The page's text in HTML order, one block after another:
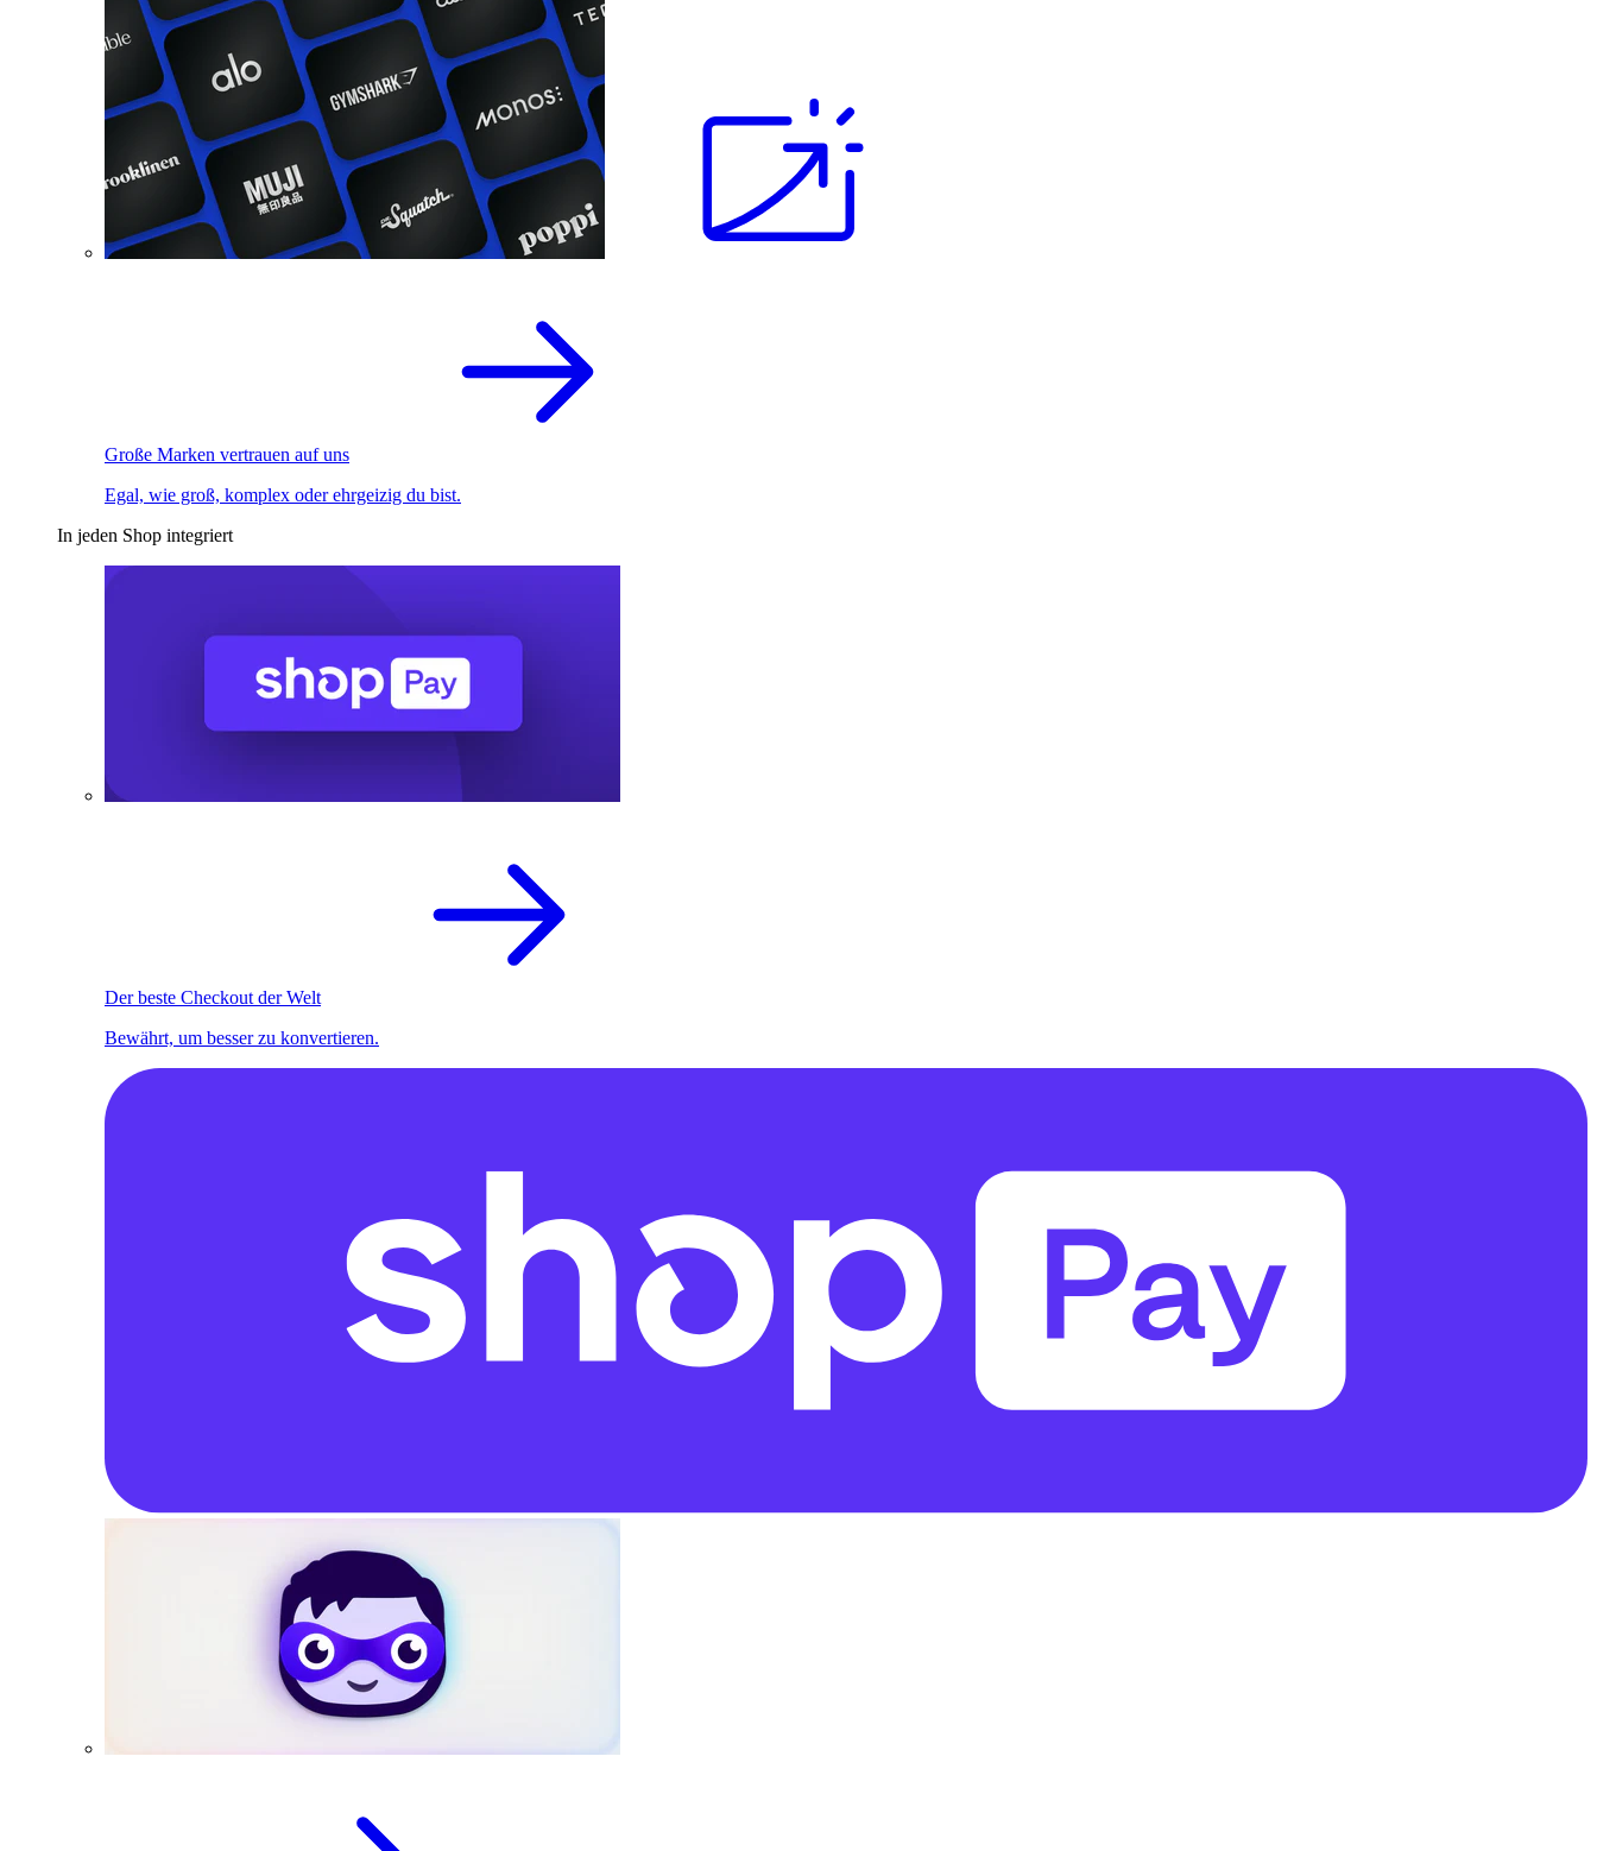
Große Marken vertrauen auf uns
Egal, wie groß, komplex oder ehrgeizig du bist.
In jeden Shop integriert
Der beste Checkout der Welt
Bewährt, um besser zu konvertieren.